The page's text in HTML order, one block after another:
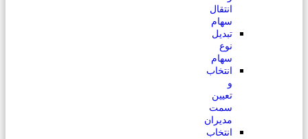
انتقال
سهام
تبدیل
نوع
سهام
انتخاب
و
تعیین
سمت
مدیران
انتخاب